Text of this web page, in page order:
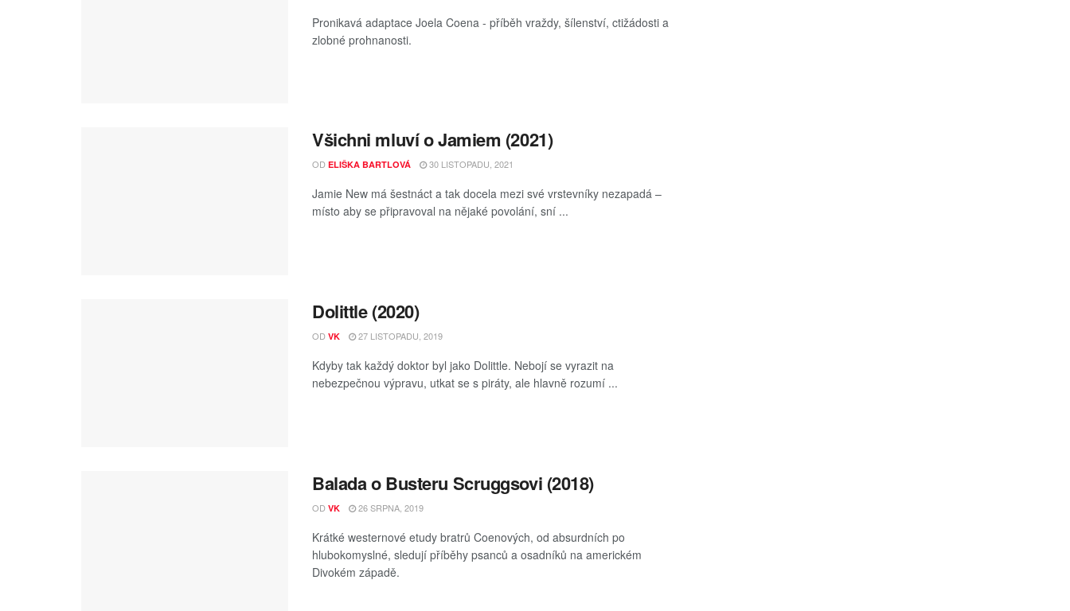
Pronikavá adaptace Joela Coena - příběh vraždy, šílenství, ctižádosti a
zlobné prohnanosti.
Všichni mluví o Jamiem (2021)
OD ELIŠKA BARTLOVÁ 30 LISTOPADU, 2021
Jamie New má šestnáct a tak docela mezi své vrstevníky nezapadá –
místo aby se připravoval na nějaké povolání, sní ...
Dolittle (2020)
OD VK 27 LISTOPADU, 2019
Kdyby tak každý doktor byl jako Dolittle. Nebojí se vyrazit na
nebezpečnou výpravu, utkat se s piráty, ale hlavně rozumí ...
Balada o Busteru Scruggsovi (2018)
OD VK 26 SRPNA, 2019
Krátké westernové etudy bratrů Coenových, od absurdních po
hlubokomyslné, sledují příběhy psanců a osadníků na americkém
Divokém západě.